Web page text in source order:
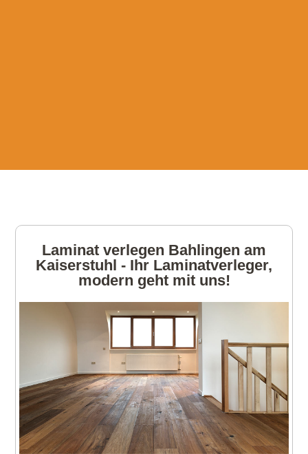
Laminat verlegen Bahlingen am
Kaiserstuhl - Ihr Laminatverleger,
modern geht mit uns!